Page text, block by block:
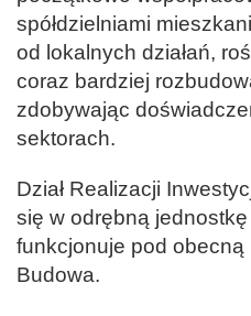
spółdzielniami
od lokalnych działań,
coraz bardziej
zdobywając
sektorach.
Dział Realizacji
się w odrębną
funkcjonuje pod obecną
Budowa.